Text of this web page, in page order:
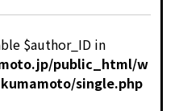
$author_ID in
public_html/w
single.php